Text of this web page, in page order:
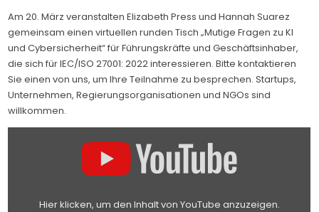
Am 20. März veranstalten Elizabeth Press und Hannah Suarez
gemeinsam einen virtuellen runden Tisch „Mutige Fragen zu KI
und Cybersicherheit“ für Führungskräfte und Geschäftsinhaber,
die sich für IEC/ISO 27001: 2022 interessieren. Bitte kontaktieren
Sie einen von uns, um Ihre Teilnahme zu besprechen. Startups,
Unternehmen, Regierungsorganisationen und NGOs sind
willkommen.
„UNLOCKING
Hier klicken, um den Inhalt von YouTube anzuzeigen.